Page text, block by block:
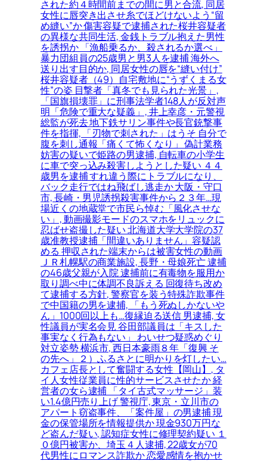
された約４時間前までの間に男と合流, 同居
女性に唇突き出させ糸でほどけないよう“留
め縫い”か 傷害容疑で逮捕された桜井容疑者
の異様な共同生活, 金銭トラブル抱えた男性
を誘拐か 「漁船乗るか、殺されるか選べ」
暴力団組員の25歳男と男3人を逮捕 海外へ
送り出す目的か, 同居女性の唇を“縫い付け”
桜井容疑者（49）自宅敷地に“うずくまる女
性”の姿 目撃者「真冬でも見られた光景」,
「国旗損壊罪」に刑事法学者148人が反対声
明「危険で重大な疑義」, 井上幸彦・元警視
総監が死去 地下鉄サリン事件や長官銃撃事
件を指揮, 「刃物で刺された」はうそ 自分で
腹を刺し通報「痛くて怖くなり」 偽計業務
妨害の疑いで姫路の男逮捕, 自転車の小学生
に車で突っ込み殺害しようとした疑い ４４
歳男を逮捕 すれ違う際にトラブルになり、
バック走行ではね飛ばし逃走か 大阪・守口
市, 長崎・男児誘拐殺害事件から２３年…現
場近くの地蔵堂で市民ら悼む「風化させな
い」, 動画撮影モードのスマホをリュックに
忍ばせ盗撮した疑い 北海道大学大学院の37
歳准教授逮捕「間違いありません」容疑認
める 押収された端末からは被害女性の動画
ＪＲ札幌駅の商業施設, 長野・母娘死亡 逮捕
の46歳父親が入院 逮捕前に有毒物を服用か
取り調べ中に体調不良訴える 回復待ち改め
て逮捕する方針, 警察官を装う特殊詐欺事件
で中国籍の男を逮捕, 「もう死ぬしかないや
ん」1000回以上も…復縁迫る送信 男逮捕, 女
性議員が実名会見 谷田部議員は「キスした
事実なく行為もない」 わいせつ疑惑めぐり
対立姿勢 横浜市, 西日本豪雨８年「復興 そ
の先へ」２）ふるさとに明かりを灯したい…
カフェ店長として奮闘する女性【岡山】, タ
イ人女性従業員に性的サービスさせたか 経
営者の女ら逮捕 「タイ古式マッサージ」装
い1.4億円売り上げ 警視庁, 東京・立川市の
アパート窃盗事件、「案件屋」の男逮捕 現
金の保管場所を情報提供か 現金930万円な
ど盗んだ疑い, 認知症女性に修理契約疑い １
０億円被害か、埼玉４人逮捕, 22歳女が70
代男性にロマンス詐欺か 恋愛感情を抱かせ